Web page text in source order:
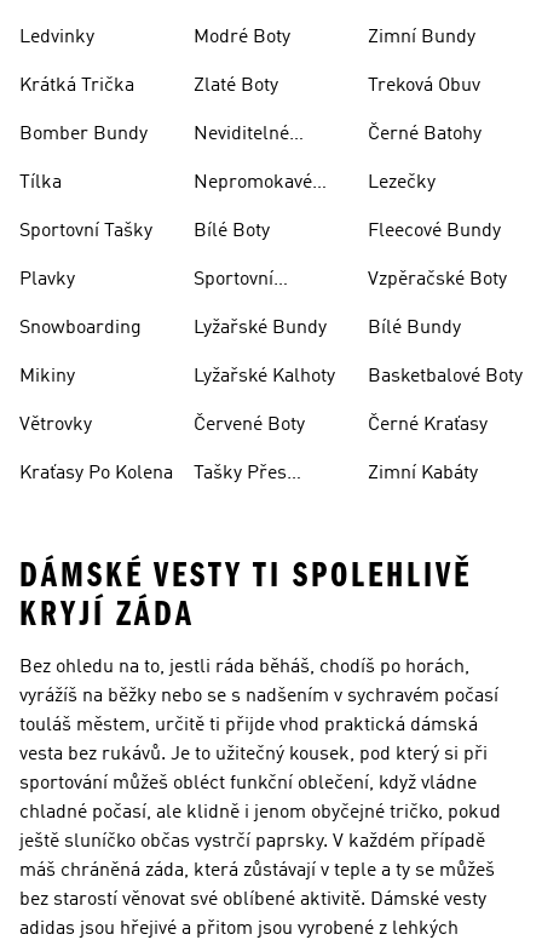
Ledvinky
Krátká Trička
Bomber Bundy
Tílka
Sportovní Tašky
Plavky
Snowboarding
Mikiny
Větrovky
Kraťasy Po Kolena
Modré Boty
Zlaté Boty
Neviditelné
Nepromokavé
Bílé Boty
Sportovní
Lyžařské Bundy
Lyžařské Kalhoty
Červené Boty
Tašky Přes
Zimní Bundy
Treková Obuv
Černé Batohy
Lezečky
Fleecové Bundy
Vzpěračské Boty
Bílé Bundy
Basketbalové Boty
Černé Kraťasy
Zimní Kabáty
DÁMSKÉ VESTY TI SPOLEHLIVĚ
KRYJÍ ZÁDA
Bez ohledu na to, jestli ráda běháš, chodíš po horách,
vyrážíš na běžky nebo se s nadšením v sychravém počasí
touláš městem, určitě ti přijde vhod praktická dámská
vesta bez rukávů. Je to užitečný kousek, pod který si při
sportování můžeš obléct funkční oblečení, když vládne
chladné počasí, ale klidně i jenom obyčejné tričko, pokud
ještě sluníčko občas vystrčí paprsky. V každém případě
máš chráněná záda, která zůstávají v teple a ty se můžeš
bez starostí věnovat své oblíbené aktivitě. Dámské vesty
adidas jsou hřejivé a přitom jsou vyrobené z lehkých